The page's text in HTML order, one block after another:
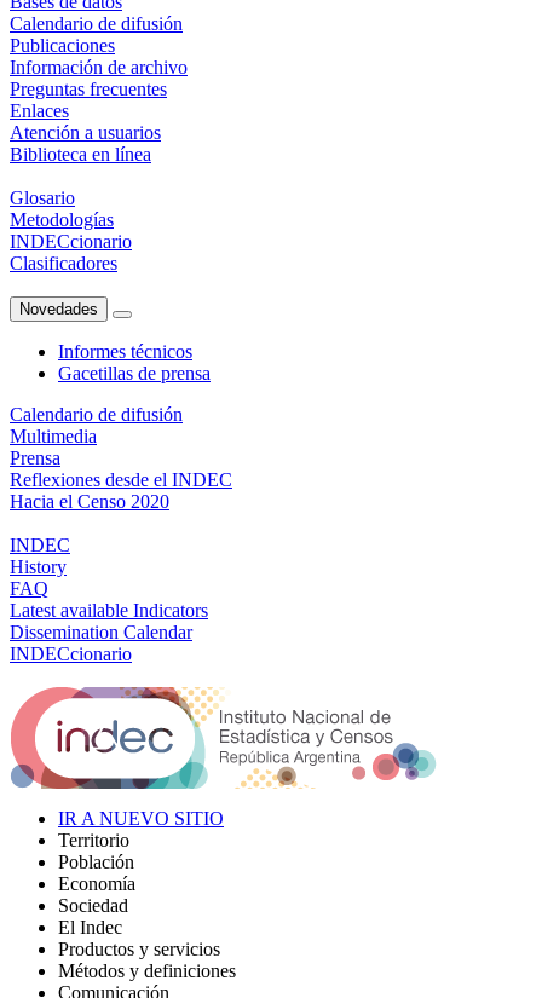
Calendario de difusión
Publicaciones
Información de archivo
Preguntas frecuentes
Enlaces
Atención a usuarios
Biblioteca en línea
Glosario
Metodologías
INDECcionario
Clasificadores
Novedades
Informes técnicos
Gacetillas de prensa
Calendario de difusión
Multimedia
Prensa
Reflexiones desde el INDEC
Hacia el Censo 2020
INDEC
History
FAQ
Latest available Indicators
Dissemination Calendar
INDECcionario
IR A NUEVO SITIO
Territorio
Población
Economía
Sociedad
El Indec
Productos y servicios
Métodos y definiciones
Comunicación